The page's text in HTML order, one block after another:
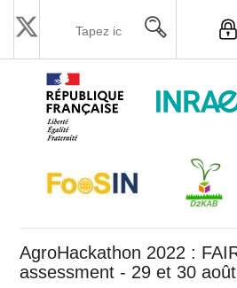
AgroHackathon 2022 :
assessment - 29 et 30